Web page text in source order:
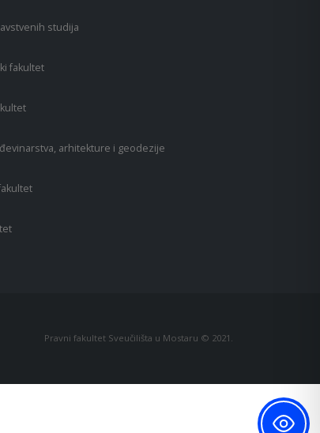
studija
fakultet
arhitekture i geodezije
Pravni fakultet Sveučilišta u Mostaru © 2021.